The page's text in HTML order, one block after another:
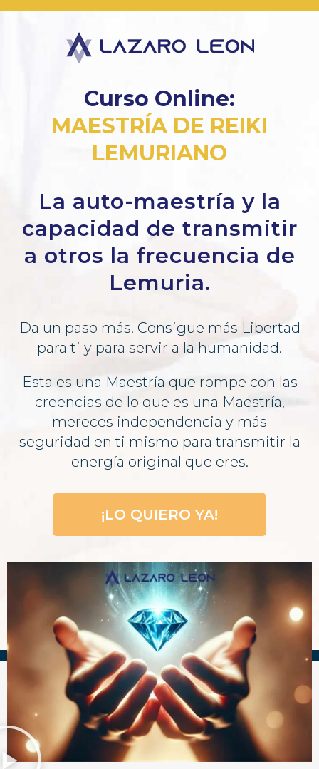
Curso Online:
MAESTRÍA DE REIKI
LEMURIANO
La auto-maestría y la
capacidad de transmitir
a otros la frecuencia de
Lemuria.
Da un paso más. Consigue más Libertad
para ti y para servir a la humanidad.
Esta es una Maestría que rompe con las
creencias de lo que es una Maestría,
mereces independencia y más
seguridad en ti mismo para transmitir la
energía original que eres.
¡LO QUIERO YA!